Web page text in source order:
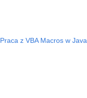
Praca z VBA Macros w Java